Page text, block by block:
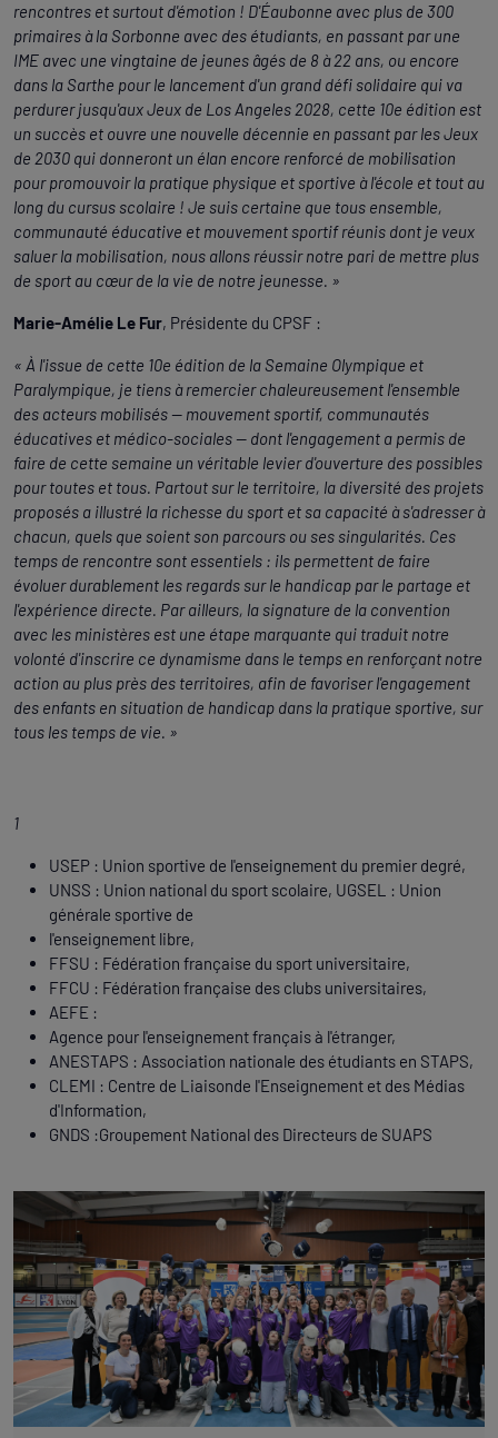
rencontres et surtout d'émotion ! D'Éaubonne avec plus de 300
primaires à la Sorbonne avec des étudiants, en passant par une
IME avec une vingtaine de jeunes âgés de 8 à 22 ans, ou encore
dans la Sarthe pour le lancement d'un grand défi solidaire qui va
perdurer jusqu'aux Jeux de Los Angeles 2028, cette 10e édition est
un succès et ouvre une nouvelle décennie en passant par les Jeux
de 2030 qui donneront un élan encore renforcé de mobilisation
pour promouvoir la pratique physique et sportive à l'école et tout au
long du cursus scolaire ! Je suis certaine que tous ensemble,
communauté éducative et mouvement sportif réunis dont je veux
saluer la mobilisation, nous allons réussir notre pari de mettre plus
de sport au cœur de la vie de notre jeunesse. »
Marie-Amélie Le Fur, Présidente du CPSF :
« À l'issue de cette 10e édition de la Semaine Olympique et
Paralympique, je tiens à remercier chaleureusement l'ensemble
des acteurs mobilisés — mouvement sportif, communautés
éducatives et médico-sociales — dont l'engagement a permis de
faire de cette semaine un véritable levier d'ouverture des possibles
pour toutes et tous. Partout sur le territoire, la diversité des projets
proposés a illustré la richesse du sport et sa capacité à s'adresser à
chacun, quels que soient son parcours ou ses singularités. Ces
temps de rencontre sont essentiels : ils permettent de faire
évoluer durablement les regards sur le handicap par le partage et
l'expérience directe. Par ailleurs, la signature de la convention
avec les ministères est une étape marquante qui traduit notre
volonté d'inscrire ce dynamisme dans le temps en renforçant notre
action au plus près des territoires, afin de favoriser l'engagement
des enfants en situation de handicap dans la pratique sportive, sur
tous les temps de vie. »
1
USEP : Union sportive de l'enseignement du premier degré,
UNSS : Union national du sport scolaire, UGSEL : Union
générale sportive de
l'enseignement libre,
FFSU : Fédération française du sport universitaire,
FFCU : Fédération française des clubs universitaires,
AEFE :
Agence pour l'enseignement français à l'étranger,
ANESTAPS : Association nationale des étudiants en STAPS,
CLEMI : Centre de Liaisonde l'Enseignement et des Médias
d'Information,
GNDS :Groupement National des Directeurs de SUAPS